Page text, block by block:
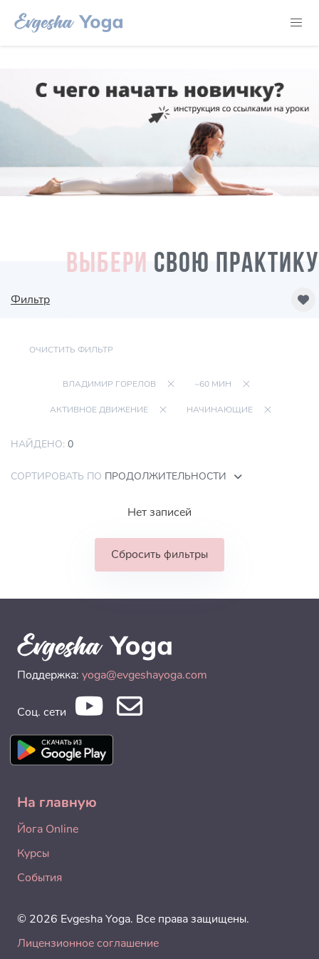
ВЫБЕРИ СВОЮ ПРАКТИКУ
Фильтр
ОЧИСТИТЬ ФИЛЬТР
ВЛАДИМИР ГОРЕЛОВ ~60 МИН
АКТИВНОЕ ДВИЖЕНИЕ НАЧИНАЮЩИЕ
НАЙДЕНО: 0
СОРТИРОВАТЬ ПО ПРОДОЛЖИТЕЛЬНОСТИ
Нет записей
Сбросить фильтры
Поддержка: yoga@evgeshayoga.com
Соц. сети
На главную
Йога Online
Курсы
События
© 2026 Evgesha Yoga. Все права защищены.
Лицензионное соглашение